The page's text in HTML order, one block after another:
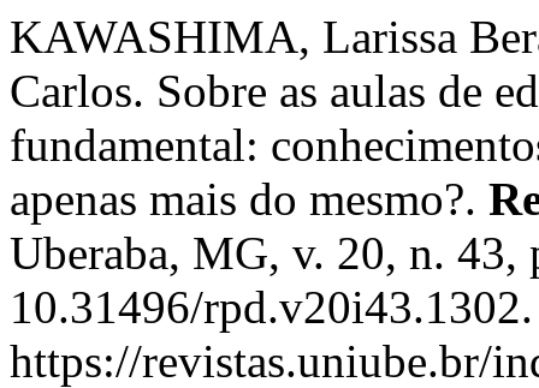
KAWASHIMA, Larissa
Carlos. Sobre as aulas de
fundamental:
apenas mais do mesmo?.
Uberaba, MG, v. 20, n.
10.31496/
https://revistas.uniube.br/